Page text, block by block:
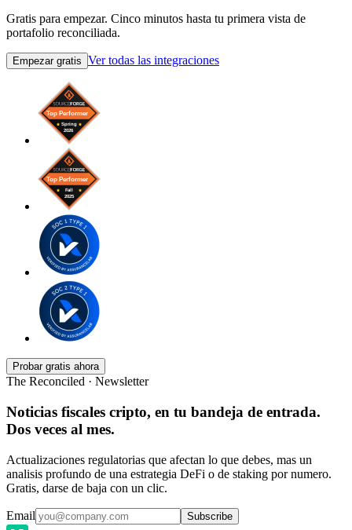
Gratis para empezar. Cinco minutos hasta tu primera vista de
portafolio reconciliada.
Empezar gratis Ver todas las integraciones
Probar gratis ahora
The Reconciled · Newsletter
Noticias fiscales cripto, en tu bandeja de entrada.
Dos veces al mes.
Actualizaciones regulatorias que afectan lo que debes, mas un
analisis profundo de una estrategia DeFi o de staking por numero.
Gratis, darse de baja con un clic.
Email Subscribe